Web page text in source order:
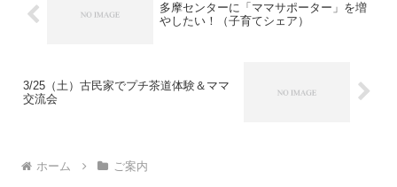
多摩センターに「ママサポーター」を増
やしたい！（子育てシェア）
3/25（土）古民家でプチ茶道体験＆ママ
交流会
ホーム ご案内